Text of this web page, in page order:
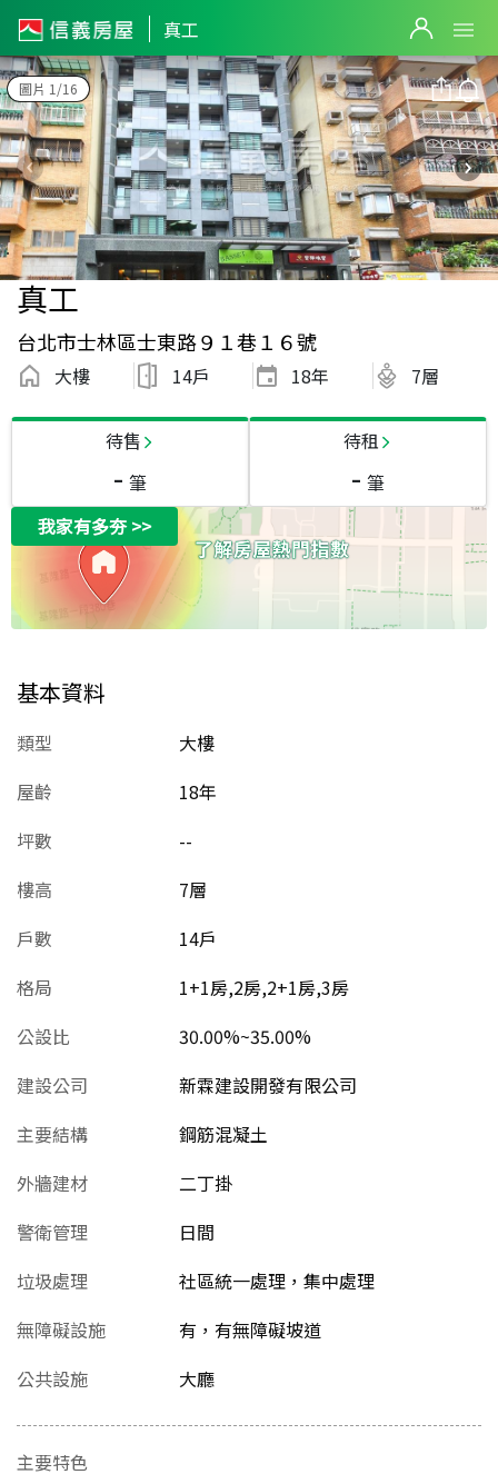
真工
圖片 1/16
真工
台北市士林區士東路９１巷１６號
大樓 14戶 18年 7層
待售
- 筆
待租
- 筆
我家有多夯>>
基本資料
類型
大樓
屋齡
18年
坪數
--
樓高
7層
戶數
14戶
格局
1+1房,2房,2+1房,3房
公設比
30.00%~35.00%
建設公司
新霖建設開發有限公司
主要結構
鋼筋混凝土
外牆建材
二丁掛
警衛管理
日間
垃圾處理
社區統一處理，集中處理
無障礙設施
有，有無障礙坡道
公共設施
大廳
主要特色